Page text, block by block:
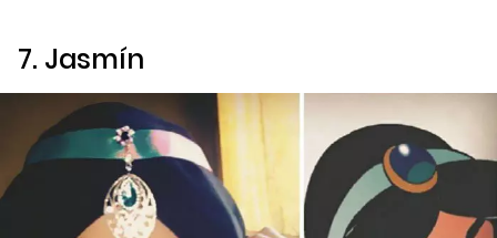
7. Jasmín